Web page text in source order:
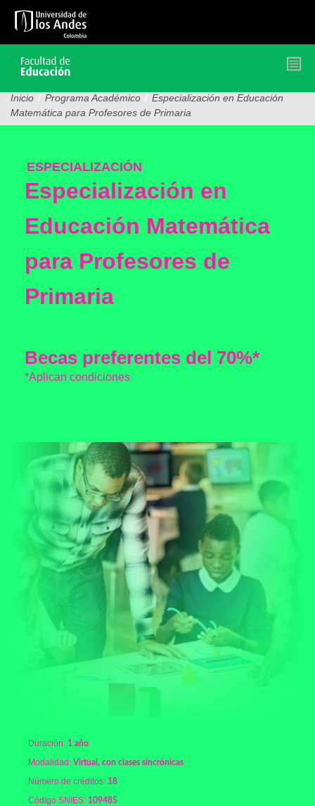
contenido
Inicio / Programa Académico / Especialización en Educación
Matemática para Profesores de Primaria
ESPECIALIZACIÓN
Especialización en
Educación Matemática
para Profesores de
Primaria
Becas preferentes del 70%*
*Aplican condiciones
Duración: 1 año
Modalidad: Virtual, con clases sincrónicas
Número de créditos: 18
Código SNIES: 109485